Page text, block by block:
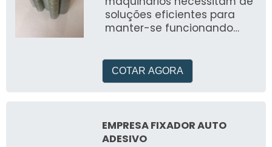
soluções eficientes para
manter-se funcionando
espec&ia
COTAR AGORA
EMPRESA FIXADOR AUTO
ADESIVO